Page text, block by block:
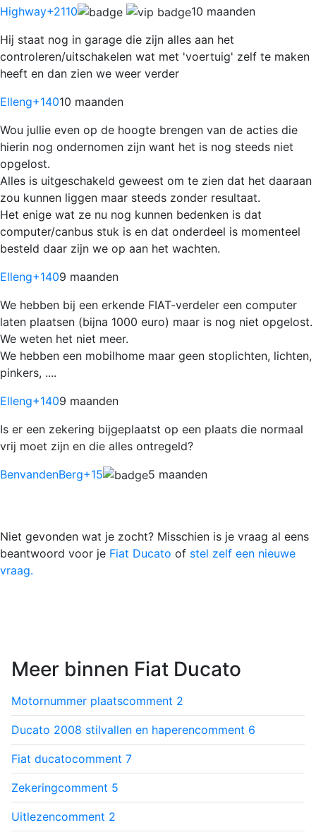
Highway+2110
10 maanden
Hij staat nog in garage die zijn alles aan het
controleren/uitschakelen wat met 'voertuig' zelf te maken
heeft en dan zien we weer verder
Elleng+14010 maanden
Wou jullie even op de hoogte brengen van de acties die
hierin nog ondernomen zijn want het is nog steeds niet
opgelost.
Alles is uitgeschakeld geweest om te zien dat het daaraan
zou kunnen liggen maar steeds zonder resultaat.
Het enige wat ze nu nog kunnen bedenken is dat
computer/canbus stuk is en dat onderdeel is momenteel
besteld daar zijn we op aan het wachten.
Elleng+1409 maanden
We hebben bij een erkende FIAT-verdeler een computer
laten plaatsen (bijna 1000 euro) maar is nog niet opgelost.
We weten het niet meer.
We hebben een mobilhome maar geen stoplichten, lichten,
pinkers, ....
Elleng+1409 maanden
Is er een zekering bijgeplaatst op een plaats die normaal
vrij moet zijn en die alles ontregeld?
BenvandenBerg+15 5 maanden
Niet gevonden wat je zocht? Misschien is je vraag al eens
beantwoord voor je Fiat Ducato of stel zelf een nieuwe
vraag.
Meer binnen Fiat Ducato
Motornummer plaatscomment 2
Ducato 2008 stilvallen en haperencomment 6
Fiat ducatocomment 7
Zekeringcomment 5
Uitlezencomment 2